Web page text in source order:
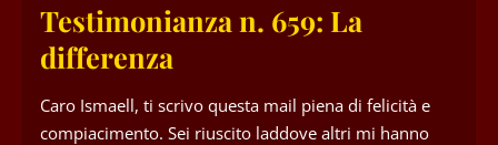
Testimonianza n. 659: La
differenza
Caro Ismaell, ti scrivo questa mail piena di felicità e
compiacimento. Sei riuscito laddove altri mi hanno